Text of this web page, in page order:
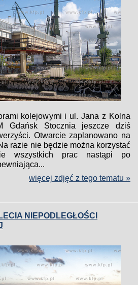
kolejowymi i ul. Jana z Kolna
Gdańsk Stocznia jeszcze dziś
Otwarcie zaplanowano na
razie nie będzie można korzystać
wszystkich prac nastąpi po
więcej zdjęć z tego tematu »
NIEPODLEGŁOŚCI